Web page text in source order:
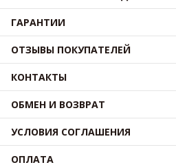
ГАРАНТИИ
ОТЗЫВЫ ПОКУПАТЕЛЕЙ
КОНТАКТЫ
ОБМЕН И ВОЗВРАТ
УСЛОВИЯ СОГЛАШЕНИЯ
ОПЛАТА